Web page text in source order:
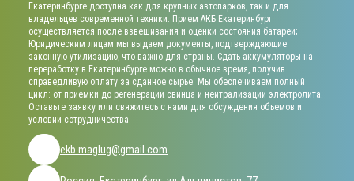
Екатеринбурге доступна как для крупных автопарков, так и для
владельцев современной техники. Прием АКБ Екатеринбург
осуществляется после взвешивания и оценки состояния батарей;
Юридическим лицам мы выдаем документы, подтверждающие
законную утилизацию, что важно для страны. Сдать аккумуляторы на
переработку в Екатеринбурге можно в обычное время, получив
справедливую оплату за сданное сырье. Мы обеспечиваем полный
цикл: от приемки до регенерации свинца и нейтрализации электролита.
Оставьте заявку или свяжитесь с нами для обсуждения объемов и
условий сотрудничества.
ekb.maglug@gmail.com